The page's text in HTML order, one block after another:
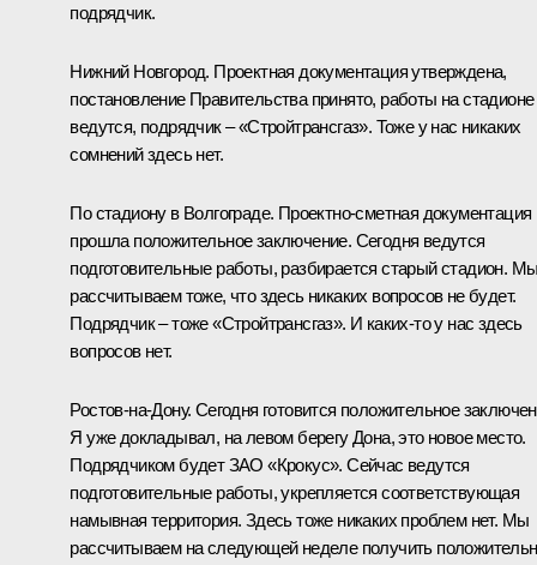
подрядчик.
Нижний Новгород. Проектная документация утверждена,
постановление Правительства принято, работы на стадионе
ведутся, подрядчик – «Стройтрансгаз». Тоже у нас никаких
сомнений здесь нет.
По стадиону в Волгограде. Проектно-сметная документация
прошла положительное заключение. Сегодня ведутся
подготовительные работы, разбирается старый стадион.
рассчитываем тоже, что здесь никаких вопросов не будет.
Подрядчик – тоже «Стройтрансгаз». И каких‑то у нас здесь
вопросов нет.
Ростов-на-Дону. Сегодня готовится положительное
Я уже докладывал, на левом берегу Дона, это новое место.
Подрядчиком будет ЗАО «Крокус». Сейчас ведутся
подготовительные работы, укрепляется соответствующая
намывная территория. Здесь тоже никаких проблем нет. Мы
рассчитываем на следующей неделе получить